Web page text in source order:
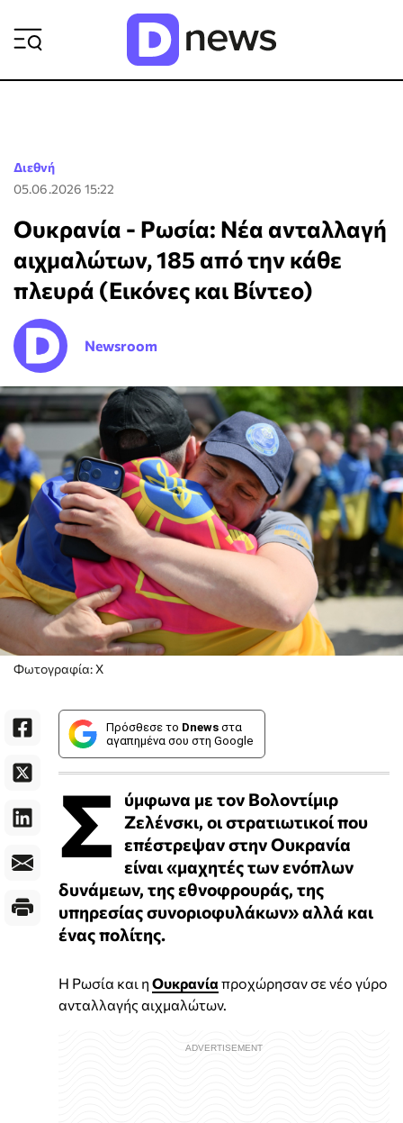
Διεθνή
05.06.2026 15:22
Ουκρανία - Ρωσία: Νέα ανταλλαγή
αιχμαλώτων, 185 από την κάθε
πλευρά (Εικόνες και Βίντεο)
Newsroom
Φωτογραφία: X
Πρόσθεσε το Dnews στα
αγαπημένα σου στη Google
Σ
ύμφωνα με τον Βολοντίμιρ
Ζελένσκι, οι στρατιωτικοί που
επέστρεψαν στην Ουκρανία
είναι «μαχητές των ενόπλων
δυνάμεων, της εθνοφρουράς, της
υπηρεσίας συνοριοφυλάκων» αλλά και
ένας πολίτης.
Η Ρωσία και η Ουκρανία προχώρησαν σε νέο γύρο
ανταλλαγής αιχμαλώτων.